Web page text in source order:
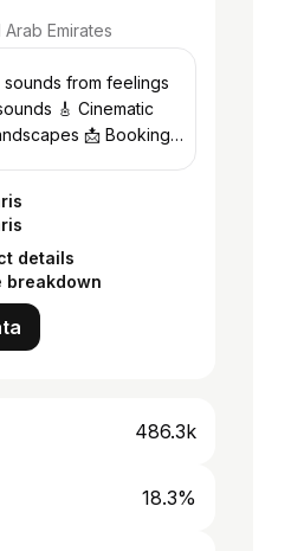
Emirates
from feelings
🎸 Cinematic
📩 Bookings
details
breakdown
486.3k
18.3%